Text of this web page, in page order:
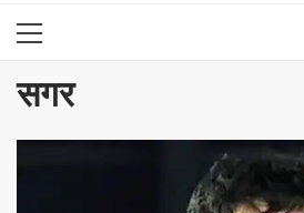
प्राथमिक
सगर